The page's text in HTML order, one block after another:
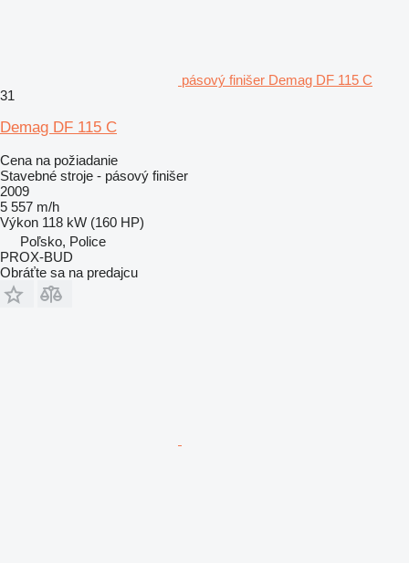
pásový finišer Demag DF 115 C
31
Demag DF 115 C
Cena na požiadanie
Stavebné stroje - pásový finišer
2009
5 557 m/h
Výkon 118 kW (160 HP)
Poľsko, Police
PROX-BUD
Obráťte sa na predajcu